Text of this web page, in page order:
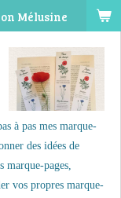
Mélusine
à pas mes marque-
des idées de
marque-pages,
vos propres marque-